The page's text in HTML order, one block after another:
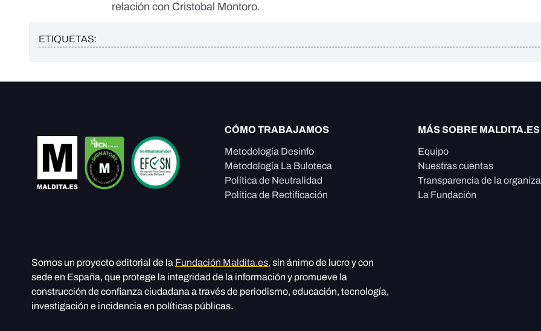
relación con Cristobal Montoro.
ETIQUETAS:
CÓMO TRABAJAMOS
Metodología Desinfo
Metodología La Buloteca
Política de Neutralidad
Política de Rectificación
MÁS SOBRE MALDITA.ES
Equipo
Nuestras cuentas
Transparencia de la
La Fundación
Somos un proyecto editorial de la Fundación Maldita.es, sin ánimo de lucro y con
sede en España, que protege la integridad de la información y promueve la
construcción de confianza ciudadana a través de periodismo, educación, tecnología,
investigación e incidencia en políticas públicas.